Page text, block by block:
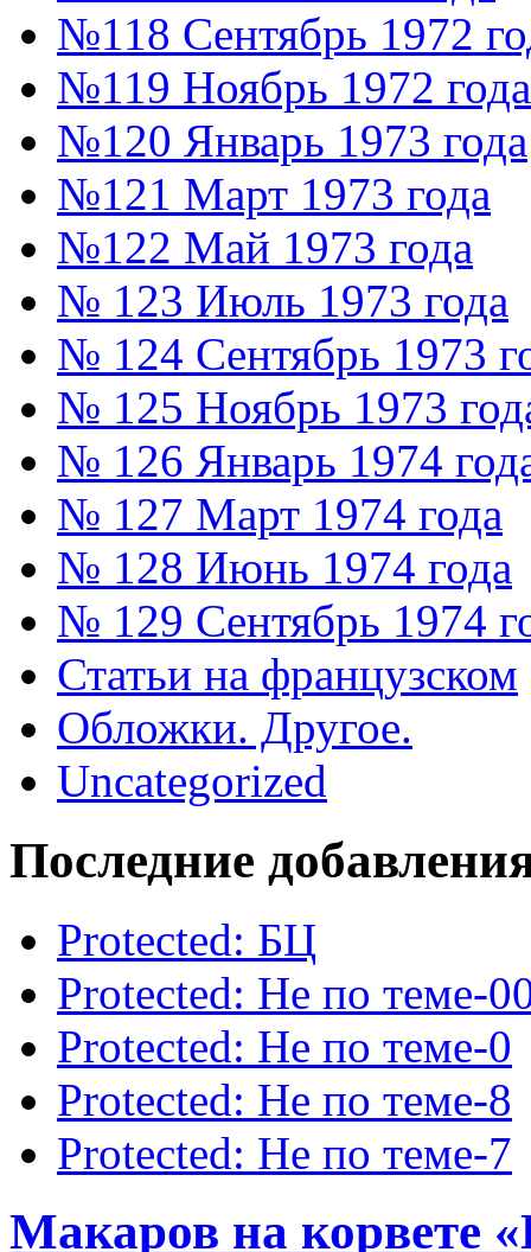
№118 Сентябрь 1972
№119 Ноябрь 1972 года
№120 Январь 1973 года
№121 Март 1973 года
№122 Май 1973 года
№ 123 Июль 1973 года
№ 124 Сентябрь 1973
№ 125 Ноябрь 1973
№ 126 Январь 1974
№ 127 Март 1974 года
№ 128 Июнь 1974 года
№ 129 Сентябрь 1974
Статьи на французском
Обложки. Другое.
Uncategorized
Последние
Protected: БЦ
Protected: Не по теме-
Protected: Не по теме-0
Protected: Не по теме-8
Protected: Не по теме-7
Макаров на корвете